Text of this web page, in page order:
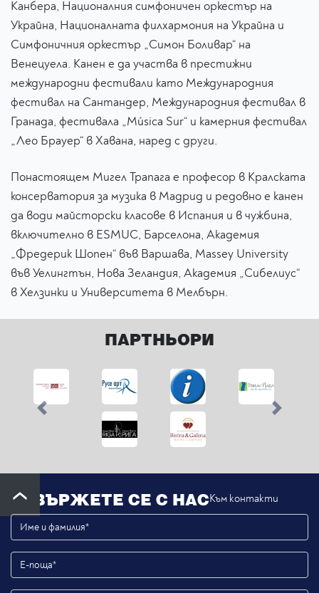
Канбера, Националния симфоничен оркестър на
Украйна, Националната филхармония на Украйна и
Симфоничния оркестър „Симон Боливар“ на
Венецуела. Канен е да участва в престижни
международни фестивали като Международния
фестивал на Сантандер, Международния фестивал в
Гранада, фестивала „Música Sur“ и камерния фестивал
„Лео Брауер“ в Хавана, наред с други.
Понастоящем Мигел Трапага е професор в Кралската
консерватория за музика в Мадрид и редовно е канен
да води майсторски класове в Испания и в чужбина,
включително в ESMUC, Барселона, Академия
„Фредерик Шопен“ във Варшава, Massey University
във Уелингтън, Нова Зеландия, Академия „Сибелиус“
в Хелзинки и Университета в Мелбърн.
ПАРТНЬОРИ
Previous Next
СВЪРЖЕТЕ СЕ С НАСКъм контакти